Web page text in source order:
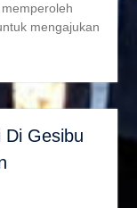
mengajukan
Di Gesibu